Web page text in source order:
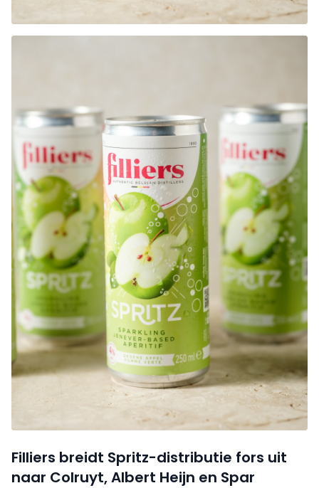
Filliers breidt Spritz-distributie fors uit
naar Colruyt, Albert Heijn en Spar